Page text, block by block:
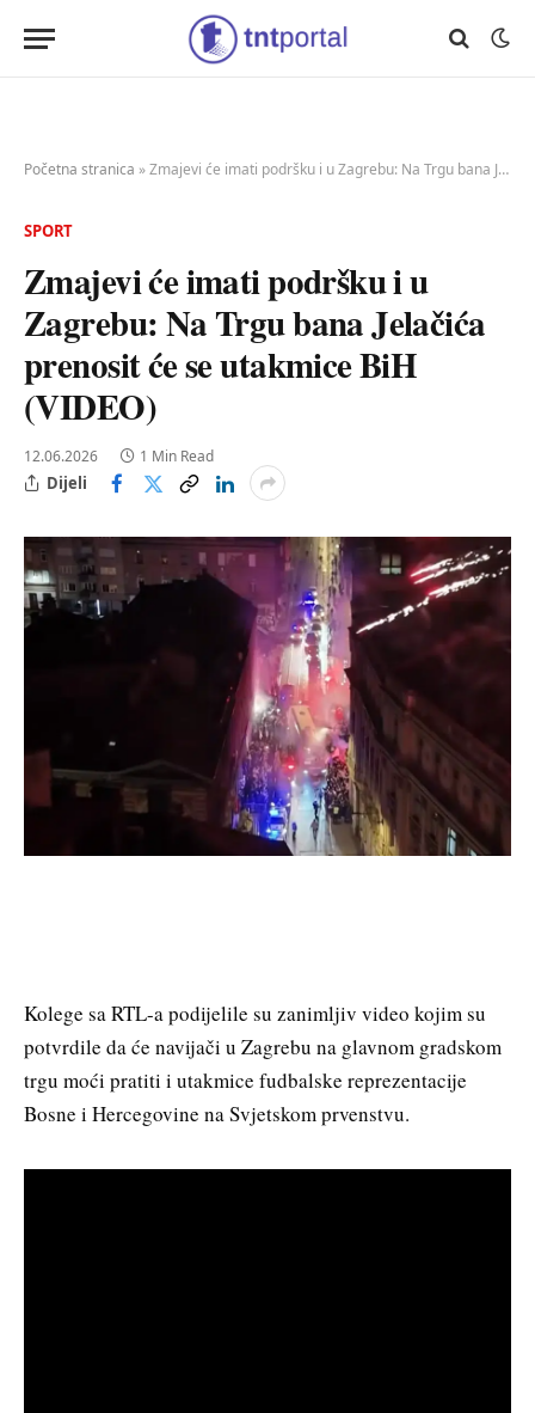
Početna stranica »Zmajevi će imati podršku i u Zagrebu: Na Trgu bana Jelačića prenosit će se utakmice BiH (VIDEO)
SPORT
Zmajevi će imati podršku i u
Zagrebu: Na Trgu bana Jelačića
prenosit će se utakmice BiH
(VIDEO)
12.06.2026 1 Min Read
Dijeli
Kolege sa RTL-a podijelile su zanimljiv video kojim su
potvrdile da će navijači u Zagrebu na glavnom gradskom
trgu moći pratiti i utakmice fudbalske reprezentacije
Bosne i Hercegovine na Svjetskom prvenstvu.